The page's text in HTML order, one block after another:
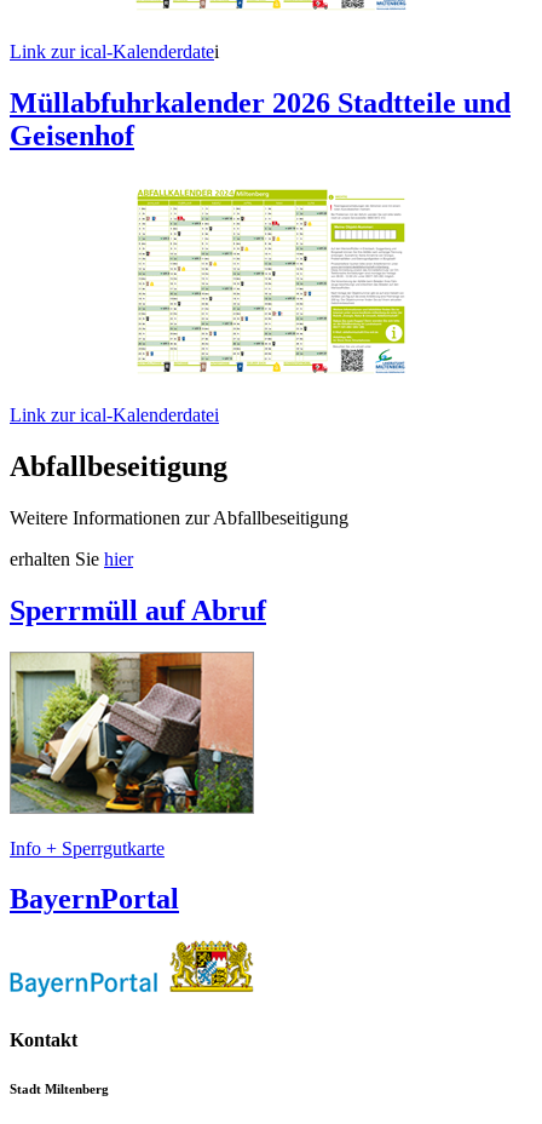
Link zur ical-Kalenderdatei
Müllabfuhrkalender 2026 Stadtteile und
Geisenhof
Link zur ical-Kalenderdatei
Abfallbeseitigung
Weitere Informationen zur Abfallbeseitigung
erhalten Sie hier
Sperrmüll auf Abruf
Info + Sperrgutkarte
BayernPortal
Kontakt
Stadt Miltenberg